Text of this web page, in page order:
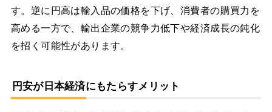
す。逆に円高は輸入品の価格を下げ、消費者の購買力を
高める一方で、輸出企業の競争力低下や経済成長の鈍化
を招く可能性があります。
円安が日本経済にもたらすメリット